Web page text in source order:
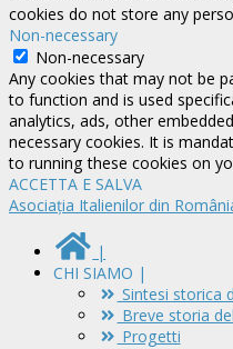
cookies do not store any
Non-necessary
Non-necessary
Any cookies that may not be
to function and is used
analytics, ads, other
necessary cookies. It is
to running these cookies on
ACCETTA E SALVA
Asociația Italienilor din
|
CHI SIAMO |
Sintesi storica
Breve storia
Progetti